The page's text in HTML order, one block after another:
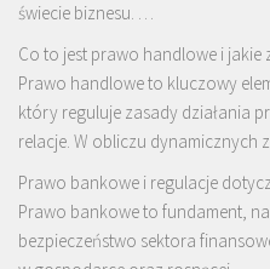
świecie biznesu. …
Co to jest prawo handlowe i jakie
Prawo handlowe to kluczowy
który reguluje zasady działania
relacje. W obliczu dynamicznych
Prawo bankowe i regulacje
Prawo bankowe to fundament,
bezpieczeństwo sektora